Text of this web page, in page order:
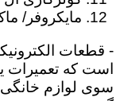
مایکروفر/
- قطعات
است که تعمیرات
سوی لوازم